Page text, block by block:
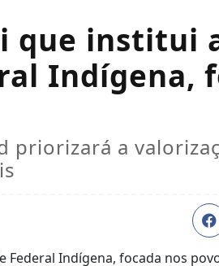
que institui
Indígena,
priorizará a